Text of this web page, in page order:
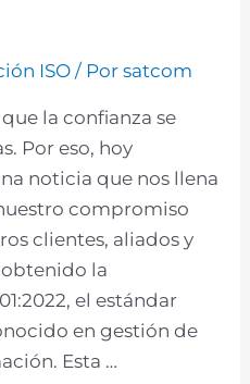
ISO/ Porsatcom
la confianza se
Por eso, hoy
noticia que nos llena
compromiso
clientes, aliados y
la
el estándar
en gestión de
Esta …